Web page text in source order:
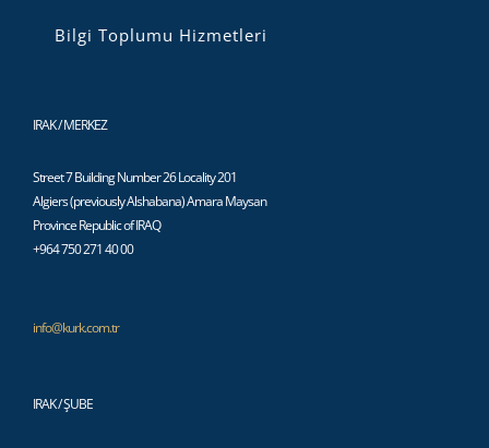
Bilgi Toplumu Hizmetleri
IRAK / MERKEZ
Street 7 Building Number 26 Locality 201
Algiers (previously Alshabana) Amara Maysan
Province Republic of IRAQ
+964 750 271 40 00
info@kurk.com.tr
IRAK / ŞUBE